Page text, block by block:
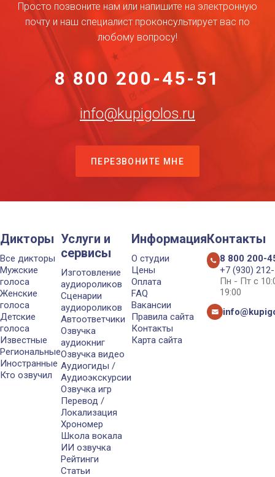
Просто позвоните нам или напишите на электронную
почту и наш специалист проконсультирует вас по
любому вопросу!
8 800 200-45-51
info@kupigolos.ru
ПЕРЕЗВОНИТЕ МНЕ
Дикторы
Все дикторы
Мужские
голоса
Женские
голоса
Детские
голоса
Известные
Региональные
Иностранные
Кто озвучил
Услуги и
сервисы
Изготовление
аудиороликов
Сценарии
аудиороликов
Автоответчики
Озвучка
аудиокниг
Озвучка видео
Аудиогиды /
Аудиоэкскурсии
Озвучка игр
Перевод /
Локализация
Хрономер
Школа вокала
ИИ озвучка
Рейтинги
Статьи
Информация
О студии
Цены
Оплата
FAQ
Вакансии
Правила сайта
Контакты
Карта сайта
Контакты
8 800 200-
+7 (930)
Пн - Пт с
19:00